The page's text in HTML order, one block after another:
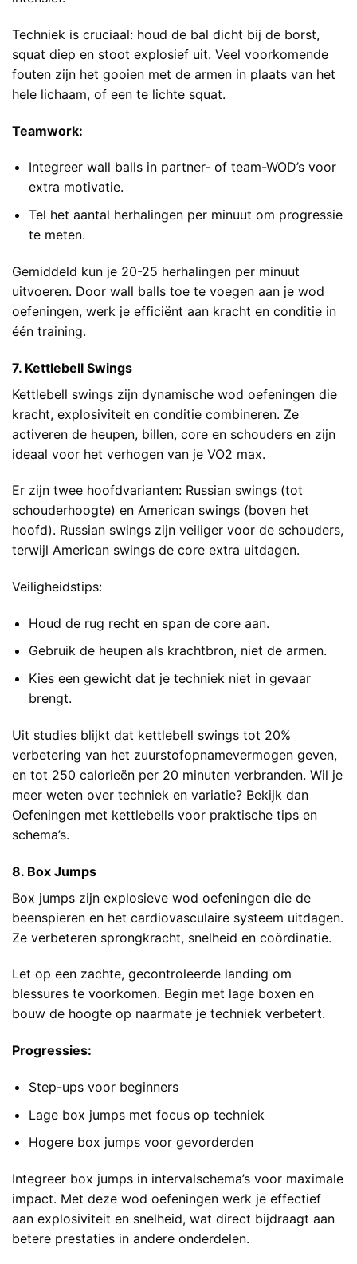
Techniek is cruciaal: houd de bal dicht bij de borst,
squat diep en stoot explosief uit. Veel voorkomende
fouten zijn het gooien met de armen in plaats van het
hele lichaam, of een te lichte squat.
Teamwork:
Integreer wall balls in partner- of team-WOD’s voor
extra motivatie.
Tel het aantal herhalingen per minuut om progressie
te meten.
Gemiddeld kun je 20-25 herhalingen per minuut
uitvoeren. Door wall balls toe te voegen aan je wod
oefeningen, werk je efficiënt aan kracht en conditie in
één training.
7. Kettlebell Swings
Kettlebell swings zijn dynamische wod oefeningen die
kracht, explosiviteit en conditie combineren. Ze
activeren de heupen, billen, core en schouders en zijn
ideaal voor het verhogen van je VO2 max.
Er zijn twee hoofdvarianten: Russian swings (tot
schouderhoogte) en American swings (boven het
hoofd). Russian swings zijn veiliger voor de schouders,
terwijl American swings de core extra uitdagen.
Veiligheidstips:
Houd de rug recht en span de core aan.
Gebruik de heupen als krachtbron, niet de armen.
Kies een gewicht dat je techniek niet in gevaar
brengt.
Uit studies blijkt dat kettlebell swings tot 20%
verbetering van het zuurstofopnamevermogen geven,
en tot 250 calorieën per 20 minuten verbranden. Wil je
meer weten over techniek en variatie? Bekijk dan
Oefeningen met kettlebells voor praktische tips en
schema’s.
8. Box Jumps
Box jumps zijn explosieve wod oefeningen die de
beenspieren en het cardiovasculaire systeem uitdagen.
Ze verbeteren sprongkracht, snelheid en coördinatie.
Let op een zachte, gecontroleerde landing om
blessures te voorkomen. Begin met lage boxen en
bouw de hoogte op naarmate je techniek verbetert.
Progressies:
Step-ups voor beginners
Lage box jumps met focus op techniek
Hogere box jumps voor gevorderden
Integreer box jumps in intervalschema’s voor maximale
impact. Met deze wod oefeningen werk je effectief
aan explosiviteit en snelheid, wat direct bijdraagt aan
betere prestaties in andere onderdelen.